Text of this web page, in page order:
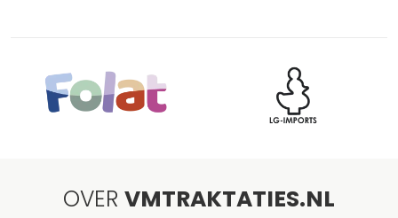
OVER VMTRAKTATIES.NL